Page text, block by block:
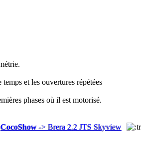
et les ouvertures répétées
phases où il est motorisé.
CocoShow-> Brera 2.2 JTS Skyview